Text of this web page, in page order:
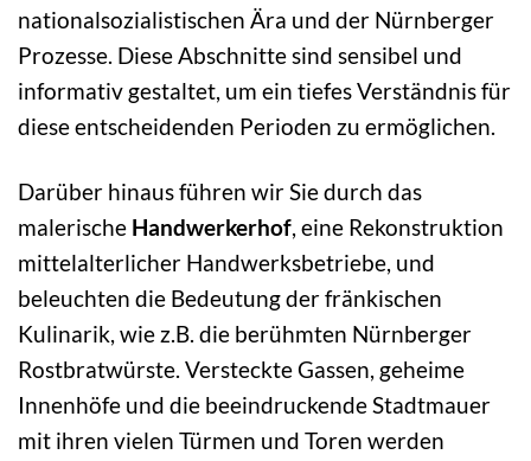
nationalsozialistischen Ära und der Nürnberger
Prozesse. Diese Abschnitte sind sensibel und
informativ gestaltet, um ein tiefes Verständnis für
diese entscheidenden Perioden zu ermöglichen.
Darüber hinaus führen wir Sie durch das
malerische Handwerkerhof, eine Rekonstruktion
mittelalterlicher Handwerksbetriebe, und
beleuchten die Bedeutung der fränkischen
Kulinarik, wie z.B. die berühmten Nürnberger
Rostbratwürste. Versteckte Gassen, geheime
Innenhöfe und die beeindruckende Stadtmauer
mit ihren vielen Türmen und Toren werden